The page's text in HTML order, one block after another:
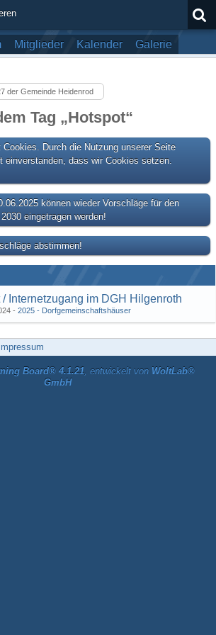
Mitglieder Kalender Galerie
der Gemeinde Heidenrod
Tag „Hotspot“
Cookies. Durch die Nutzung unserer Seite
einverstanden, dass wir Cookies setzen.
können wieder Vorschläge für den
eingetragen werden!
abstimmen!
/ Internetzugang im DGH Hilgenroth
2025 - Dorfgemeinschaftshäuser
Impressum
Board® 4.1.21, entwickelt von WoltLab®
GmbH